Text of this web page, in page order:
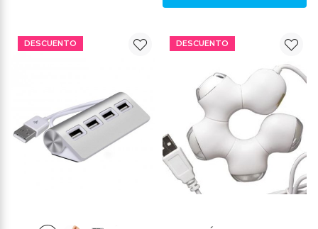
DESCUENTO DESCUENTO